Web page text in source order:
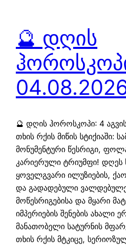
🔮 დღის
🔮 დღის ჰოროსკოპი: 4
თხის რქის მიწის სტიქიაში:
მონუმენტური წესრიგი,
კარიერული ტრიუმფი! დღეს
ყოველგვარი ილუზიების,
და გადადებული
მოწესრიგებისა და მყარი
იმპერიების შენების ახალი
მანათობელი სატურნის
თხის რქის მტკიცე,